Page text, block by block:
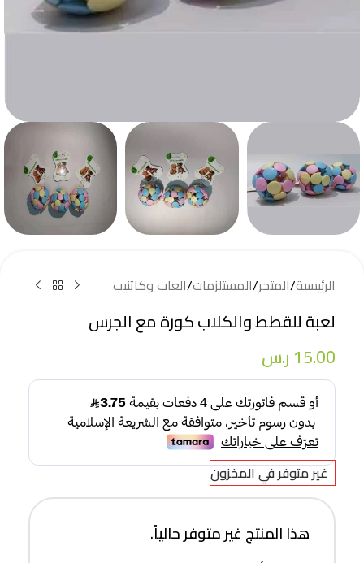
الرئيسية/المتجر/المستلزمات/العاب وكاتنيب
لعبة للقطط والكلاب كورة مع الجرس
15.00 ر.س
غير متوفر في المخزون
هذا المنتج غير متوفر حالياً.